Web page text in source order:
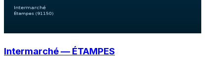
Intermarché — ÉTAMPES